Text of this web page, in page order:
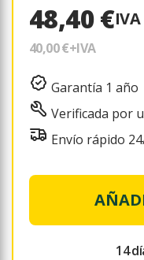
48,40 €IVA
40,00 €+IVA
Garantía 1 año
Verificada por
Envío rápido
14